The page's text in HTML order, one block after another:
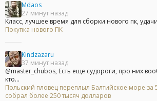
Mdaos
27 минут назад
Класс, лучшее время для сборки нового пк,
Покупка нового ПК
Kindzazaru
37 минут назад
@master_chubos, Есть еще судороги, про них
кто...
Польский пловец переплыл Балтийское море за
собрал более 250 тысяч долларов